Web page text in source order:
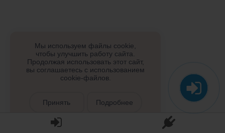
Мы используем файлы cookie,
чтобы улучшить работу сайта.
Продолжая использовать этот сайт,
вы соглашаетесь с использованием
cookie-файлов.
Принять Подробнее